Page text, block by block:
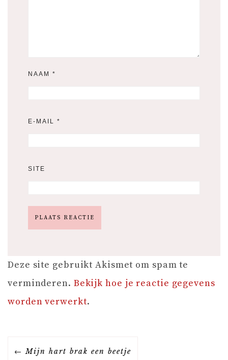
NAAM *
E-MAIL *
SITE
Deze site gebruikt Akismet om spam te
verminderen. Bekijk hoe je reactie gegevens
worden verwerkt.
B Mijn hart brak een beetje